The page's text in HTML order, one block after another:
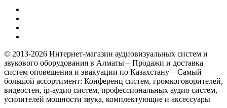
© 2013-2026 Интернет-магазин аудиовизуальных систем и
звукового оборудования в Алматы – Продажи и доставка
систем оповещения и эвакуации по Казахстану – Самый
большой ассортимент: Конференц систем, громкоговорителей,
видеостен, ip-аудио систем, профессиональных аудио систем,
усилителей мощности звука, комплектующие и аксессуары